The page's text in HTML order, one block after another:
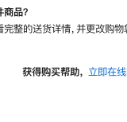
可
斜
品？
整的送货详情，并更改购物
获得购买帮助， 立即在